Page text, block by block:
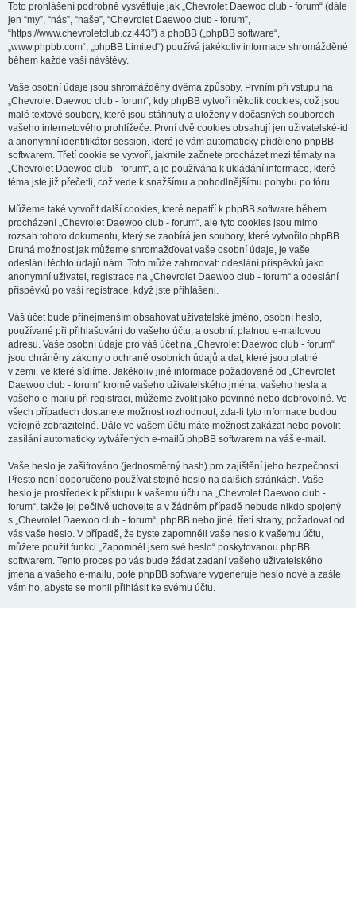
Toto prohlášení podrobně vysvětluje jak „Chevrolet Daewoo club - forum“ (dále
jen “my”, “nás”, “naše”, “Chevrolet Daewoo club - forum”,
“https://www.chevroletclub.cz:443”) a phpBB („phpBB software“,
„www.phpbb.com“, „phpBB Limited“) používá jakékoliv informace shromážděné
během každé vaší návštěvy.
Vaše osobní údaje jsou shromážděny dvěma způsoby. Prvním při vstupu na
„Chevrolet Daewoo club - forum“, kdy phpBB vytvoří několik cookies, což jsou
malé textové soubory, které jsou stáhnuty a uloženy v dočasných souborech
vašeho internetového prohlížeče. První dvě cookies obsahují jen uživatelské-id
a anonymní identifikátor session, které je vám automaticky přiděleno phpBB
softwarem. Třetí cookie se vytvoří, jakmile začnete procházet mezi tématy na
„Chevrolet Daewoo club - forum“, a je používána k ukládání informace, které
téma jste již přečetli, což vede k snažšímu a pohodlnějšímu pohybu po fóru.
Můžeme také vytvořit další cookies, které nepatří k phpBB software během
procházení „Chevrolet Daewoo club - forum“, ale tyto cookies jsou mimo
rozsah tohoto dokumentu, který se zaobírá jen soubory, které vytvořilo phpBB.
Druhá možnost jak můžeme shromažďovat vaše osobní údaje, je vaše
odeslání těchto údajů nám. Toto může zahrnovat: odeslání příspěvků jako
anonymní uživatel, registrace na „Chevrolet Daewoo club - forum“ a odeslání
příspěvků po vaší registrace, když jste přihlášeni.
Váš účet bude přinejmenším obsahovat uživatelské jméno, osobní heslo,
používané při přihlašování do vašeho účtu, a osobní, platnou e-mailovou
adresu. Vaše osobní údaje pro váš účet na „Chevrolet Daewoo club - forum“
jsou chráněny zákony o ochraně osobních údajů a dat, které jsou platné
v zemi, ve které sídlíme. Jakékoliv jiné informace požadované od „Chevrolet
Daewoo club - forum“ kromě vašeho uživatelského jména, vašeho hesla a
vašeho e-mailu při registraci, můžeme zvolit jako povinné nebo dobrovolné. Ve
všech případech dostanete možnost rozhodnout, zda-li tyto informace budou
veřejně zobrazitelné. Dále ve vašem účtu máte možnost zakázat nebo povolit
zasílání automaticky vytvářených e-mailů phpBB softwarem na váš e-mail.
Vaše heslo je zašifrováno (jednosměrný hash) pro zajištění jeho bezpečnosti.
Přesto není doporučeno používat stejné heslo na dalších stránkách. Vaše
heslo je prostředek k přístupu k vašemu účtu na „Chevrolet Daewoo club -
forum“, takže jej pečlivě uchovejte a v žádném případě nebude nikdo spojený
s „Chevrolet Daewoo club - forum“, phpBB nebo jiné, třetí strany, požadovat od
vás vaše heslo. V případě, že byste zapomněli vaše heslo k vašemu účtu,
můžete použít funkci „Zapomněl jsem své heslo“ poskytovanou phpBB
softwarem. Tento proces po vás bude žádat zadaní vašeho uživatelského
jména a vašeho e-mailu, poté phpBB software vygeneruje heslo nové a zašle
vám ho, abyste se mohli přihlásit ke svému účtu.